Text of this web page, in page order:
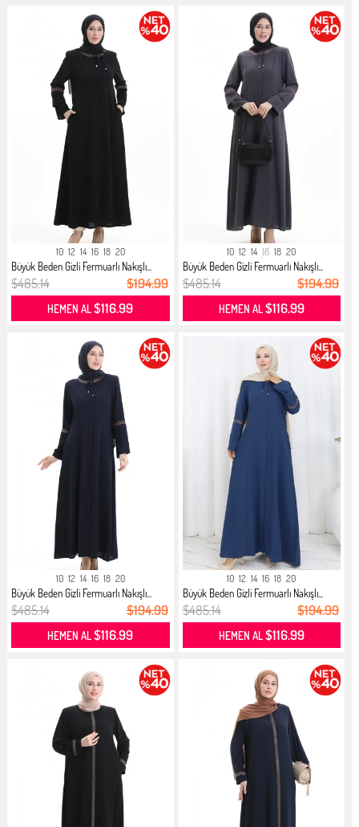
10 12 14 16 18 20
Büyük Beden Gizli Fermuarlı Nakışlı...
$485.14 $194.99
HEMEN AL$116.99
10 12 14 16 18 20
Büyük Beden Gizli Fermuarlı Nakışlı...
$485.14 $194.99
HEMEN AL$116.99
10 12 14 16 18 20
Büyük Beden Gizli Fermuarlı Nakışlı...
$485.14 $194.99
HEMEN AL$116.99
10 12 14 16 18 20
Büyük Beden Gizli Fermuarlı Nakışlı...
$485.14 $194.99
HEMEN AL$116.99